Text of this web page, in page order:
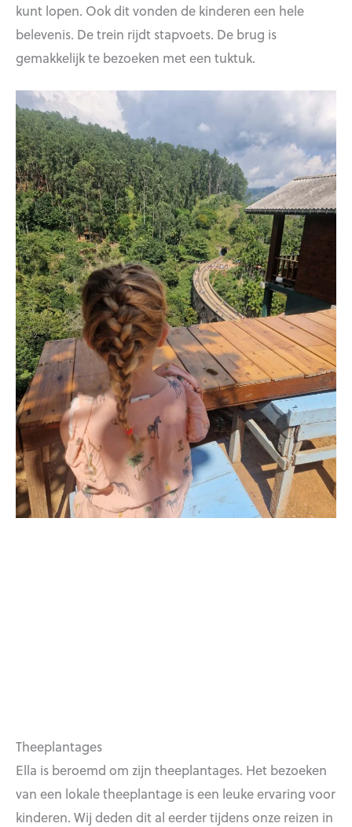
kunt lopen. Ook dit vonden de kinderen een hele
belevenis. De trein rijdt stapvoets. De brug is
gemakkelijk te bezoeken met een tuktuk.
Theeplantages
Ella is beroemd om zijn theeplantages. Het bezoeken
van een lokale theeplantage is een leuke ervaring voor
kinderen. Wij deden dit al eerder tijdens onze reizen in